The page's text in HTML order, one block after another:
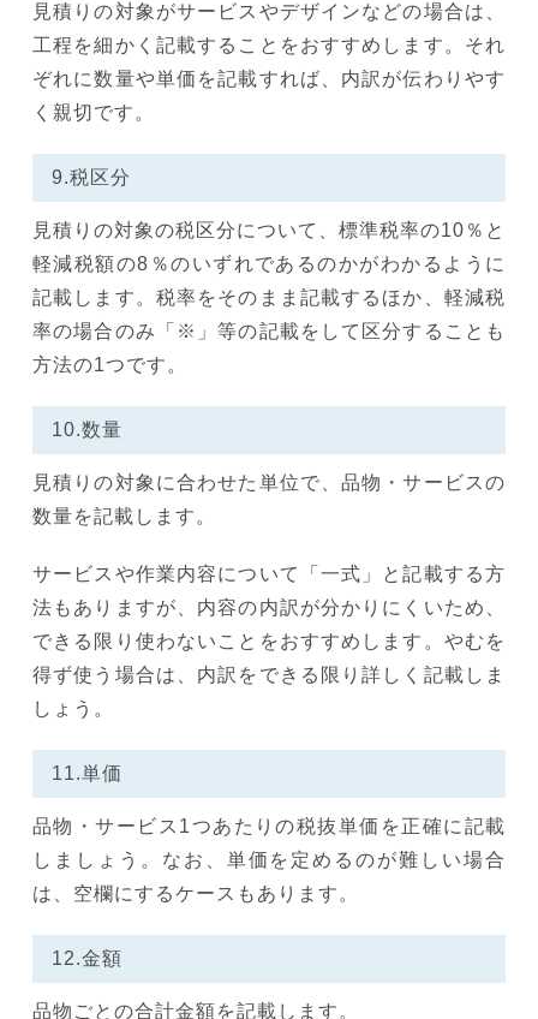
見積りの対象がサービスやデザインなどの場合は、
工程を細かく記載することをおすすめします。それ
ぞれに数量や単価を記載すれば、内訳が伝わりやす
く親切です。
9.税区分
見積りの対象の税区分について、標準税率の10％と
軽減税額の8％のいずれであるのかがわかるように
記載します。税率をそのまま記載するほか、軽減税
率の場合のみ「※」等の記載をして区分することも
方法の1つです。
10.数量
見積りの対象に合わせた単位で、品物・サービスの
数量を記載します。
サービスや作業内容について「一式」と記載する方
法もありますが、内容の内訳が分かりにくいため、
できる限り使わないことをおすすめします。やむを
得ず使う場合は、内訳をできる限り詳しく記載しま
しょう。
11.単価
品物・サービス1つあたりの税抜単価を正確に記載
しましょう。なお、単価を定めるのが難しい場合
は、空欄にするケースもあります。
12.金額
品物ごとの合計金額を記載します。